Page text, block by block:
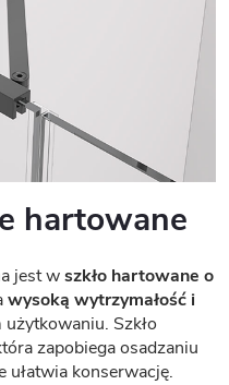
hartowane
jest wszkło hartowane o
wysoką wytrzymałość i
Szkło
zapobiega osadzaniu
ułatwia konserwację.